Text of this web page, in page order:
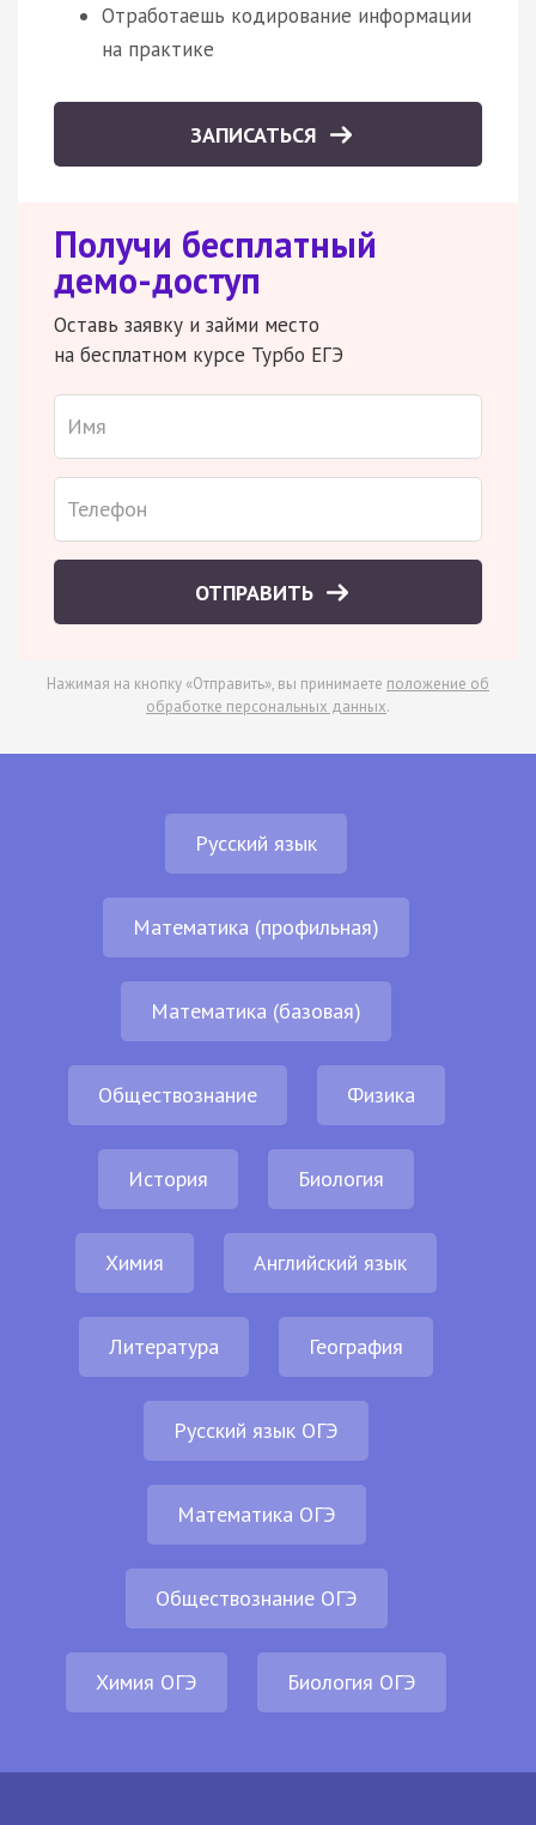
Отработаешь кодирование информации
на практике
ЗАПИСАТЬСЯ
Получи бесплатный
демо-доступ
Оставь заявку и займи место
на бесплатном курсе Турбо ЕГЭ
ОТПРАВИТЬ
Нажимая на кнопку «Отправить», вы принимаете положение об
обработке персональных данных.
Русский язык
Математика (профильная)
Математика (базовая)
Обществознание Физика
История Биология
Химия Английский язык
Литература География
Русский язык ОГЭ
Математика ОГЭ
Обществознание ОГЭ
Химия ОГЭ Биология ОГЭ